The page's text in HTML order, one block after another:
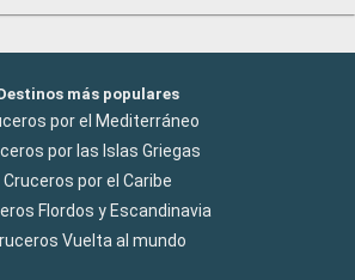
más populares
por el Mediterráneo
por las Islas Griegas
Cruceros por el Caribe
Flordos y Escandinavia
Vuelta al mundo